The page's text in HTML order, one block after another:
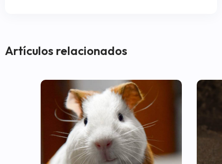
Artículos relacionados